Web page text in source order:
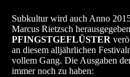
Subkultur wird auch Anno
Marcus Rietzsch
PFINGSTGEFLÜSTER
an diesem alljährlichen
vollem Gang. Die Ausgaben
immer noch zu haben: